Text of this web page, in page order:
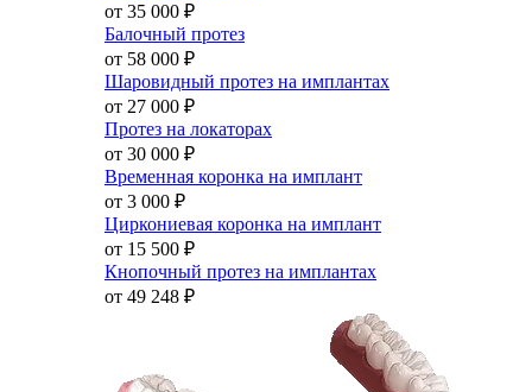
от 35 000 ₽
Балочный протез
от 58 000 ₽
Шаровидный протез на имплантах
от 27 000 ₽
Протез на локаторах
от 30 000 ₽
Временная коронка на имплант
от 3 000 ₽
Циркониевая коронка на имплант
от 15 500 ₽
Кнопочный протез на имплантах
от 49 248 ₽